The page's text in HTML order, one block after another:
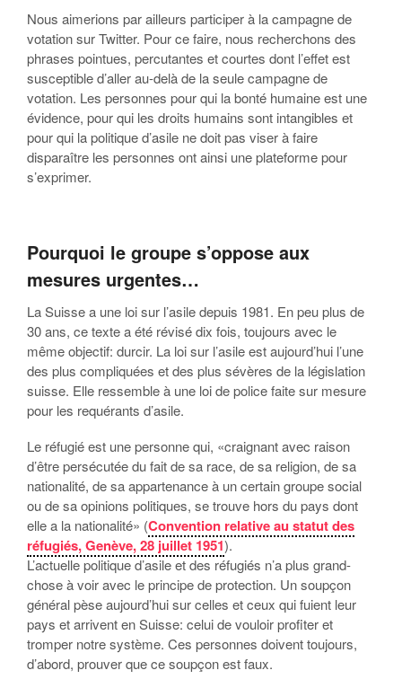
Nous aimerions par ailleurs participer à la campagne de
votation sur Twitter. Pour ce faire, nous recherchons des
phrases pointues, percutantes et courtes dont l’effet est
susceptible d’aller au-delà de la seule campagne de
votation. Les personnes pour qui la bonté humaine est une
évidence, pour qui les droits humains sont intangibles et
pour qui la politique d’asile ne doit pas viser à faire
disparaître les personnes ont ainsi une plateforme pour
s’exprimer.
Pourquoi le groupe s’oppose aux
mesures urgentes…
La Suisse a une loi sur l’asile depuis 1981. En peu plus de
30 ans, ce texte a été révisé dix fois, toujours avec le
même objectif: durcir. La loi sur l’asile est aujourd’hui l’une
des plus compliquées et des plus sévères de la législation
suisse. Elle ressemble à une loi de police faite sur mesure
pour les requérants d’asile.
Le réfugié est une personne qui, «craignant avec raison
d’être persécutée du fait de sa race, de sa religion, de sa
nationalité, de sa appartenance à un certain groupe social
ou de sa opinions politiques, se trouve hors du pays dont
elle a la nationalité» (Convention relative au statut des
réfugiés, Genève, 28 juillet 1951).
L’actuelle politique d’asile et des réfugiés n’a plus grand-
chose à voir avec le principe de protection. Un soupçon
général pèse aujourd’hui sur celles et ceux qui fuient leur
pays et arrivent en Suisse: celui de vouloir profiter et
tromper notre système. Ces personnes doivent toujours,
d’abord, prouver que ce soupçon est faux.